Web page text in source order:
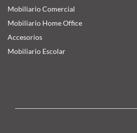
Mobiliario Comercial
Mobiliario Home Office
Accesorios
Mobiliario Escolar